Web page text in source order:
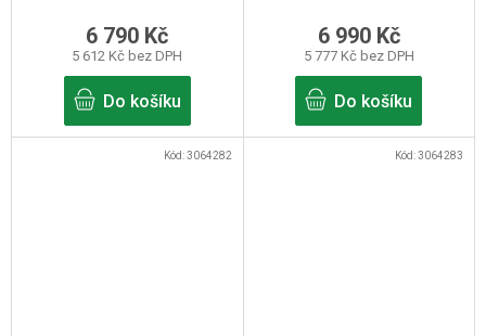
5 612 Kč bez DPH
6 790 Kč
Do košíku
5 777 Kč bez DPH
6 990 Kč
Do košíku
Kód:3064282 Kód:3064283